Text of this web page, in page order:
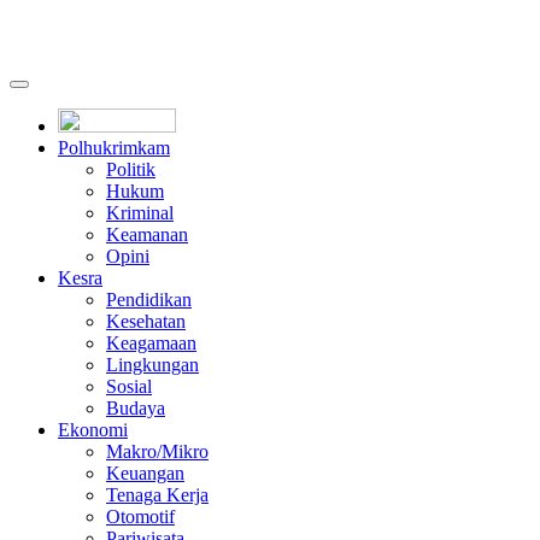
Polhukrimkam
Politik
Hukum
Kriminal
Keamanan
Opini
Kesra
Pendidikan
Kesehatan
Keagamaan
Lingkungan
Sosial
Budaya
Ekonomi
Makro/Mikro
Keuangan
Tenaga Kerja
Otomotif